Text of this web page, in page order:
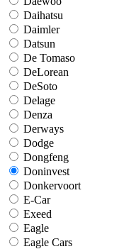
Daihatsu
Daimler
Datsun
De Tomaso
DeLorean
DeSoto
Delage
Denza
Derways
Dodge
Dongfeng
Doninvest
Donkervoort
E-Car
Exeed
Eagle
Eagle Cars